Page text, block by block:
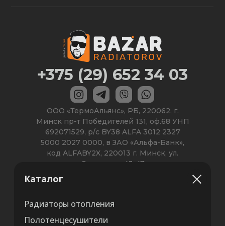
Каталог
Радиаторы отопления
Полотенцесушители